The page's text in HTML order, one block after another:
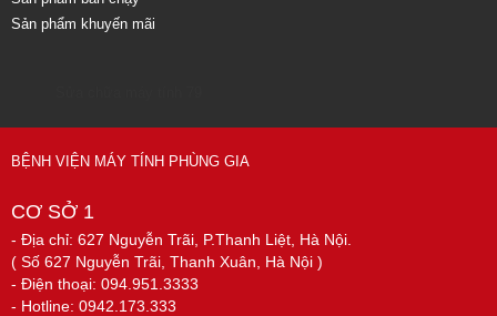
Sản phẩm khuyến mãi
BỆNH VIỆN MÁY TÍNH PHÙNG GIA
CƠ SỞ 1
- Địa chỉ: 627 Nguyễn Trãi, P.Thanh Liệt, Hà Nội.
( Số 627 Nguyễn Trãi, Thanh Xuân, Hà Nội )
- Điện thoại: 094.951.3333
- Hotline: 0942.173.333